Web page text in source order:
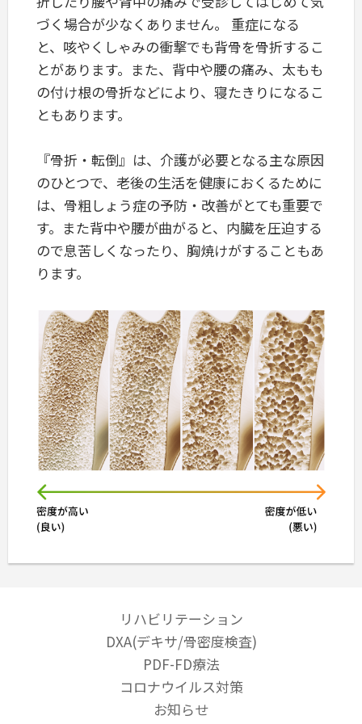
づく場合が少なくありません。 重症になる
と、咳やくしゃみの衝撃でも背骨を骨折するこ
とがあります。また、背中や腰の痛み、太もも
の付け根の骨折などにより、寝たきりになるこ
ともあります。
『骨折・転倒』は、介護が必要となる主な原因
のひとつで、老後の生活を健康におくるために
は、骨粗しょう症の予防・改善がとても重要で
す。また背中や腰が曲がると、内臓を圧迫する
ので息苦しくなったり、胸焼けがすることもあ
ります。
リハビリテーション
DXA(デキサ/骨密度検査)
PDF-FD療法
コロナウイルス対策
お知らせ